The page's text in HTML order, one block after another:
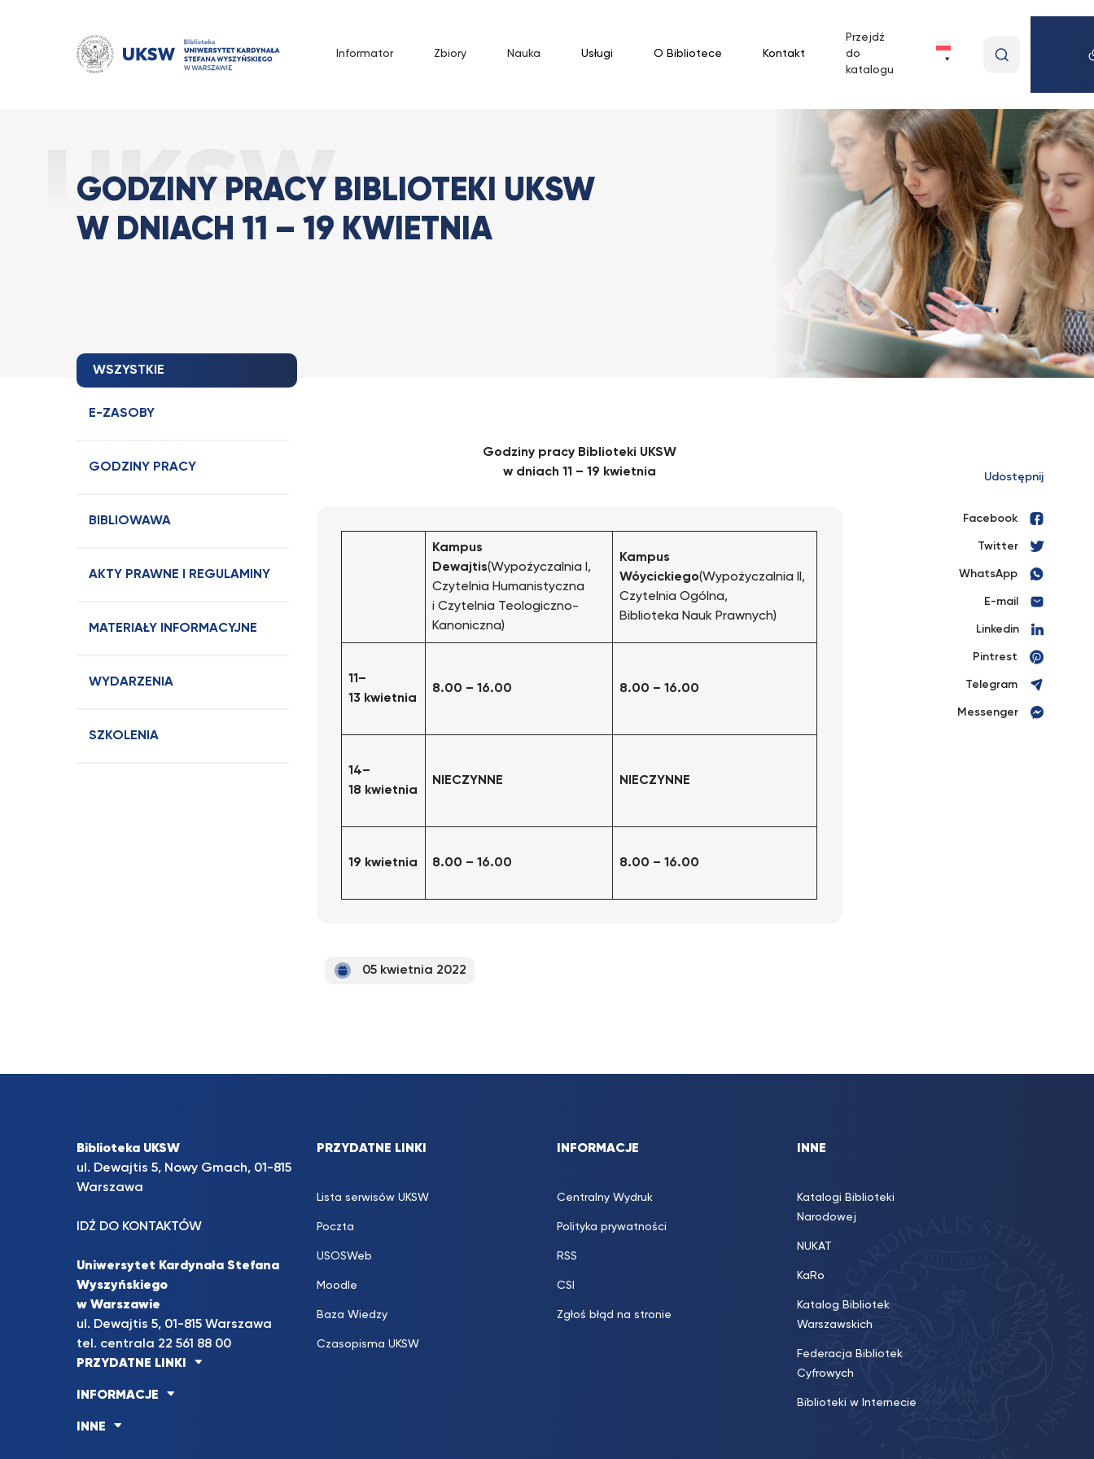
Informator Zbiory Nauka Usługi O Bibliotece Kontakt
Przejdź
do
katalogu
GODZINY PRACY BIBLIOTEKI UKSW
W DNIACH 11 – 19 KWIETNIA
WSZYSTKIE
E-ZASOBY
GODZINY PRACY
BIBLIOWAWA
AKTY PRAWNE I REGULAMINY
MATERIAŁY INFORMACYJNE
WYDARZENIA
SZKOLENIA
Godziny pracy Biblioteki UKSW
w dniach 11 – 19 kwietnia
Kampus
Dewajtis(Wypożyczalnia I,
Czytelnia Humanistyczna
i Czytelnia Teologiczno-
Kanoniczna)
Kampus
Wóycickiego(Wypożyczalnia II,
Czytelnia Ogólna,
Biblioteka Nauk Prawnych)
11–
13 kwietnia
8.00 – 16.00 8.00 – 16.00
14–
18 kwietnia
NIECZYNNE NIECZYNNE
19 kwietnia 8.00 – 16.00 8.00 – 16.00
05 kwietnia 2022
Udostępnij
Facebook
Twitter
WhatsApp
E-mail
Linkedin
Pintrest
Telegram
Messenger
Biblioteka UKSW
ul. Dewajtis 5, Nowy Gmach, 01-815
Warszawa
IDŹ DO KONTAKTÓW
Uniwersytet Kardynała Stefana
Wyszyńskiego
w Warszawie
ul. Dewajtis 5, 01-815 Warszawa
tel. centrala 22 561 88 00
PRZYDATNE LINKI
INFORMACJE
INNE
PRZYDATNE LINKI
Lista serwisów UKSW
Poczta
USOSWeb
Moodle
Baza Wiedzy
Czasopisma UKSW
INFORMACJE
Centralny Wydruk
Polityka prywatności
RSS
CSI
Zgłoś błąd na stronie
INNE
Katalogi Biblioteki
Narodowej
NUKAT
KaRo
Katalog Bibliotek
Warszawskich
Federacja Bibliotek
Cyfrowych
Biblioteki w Internecie